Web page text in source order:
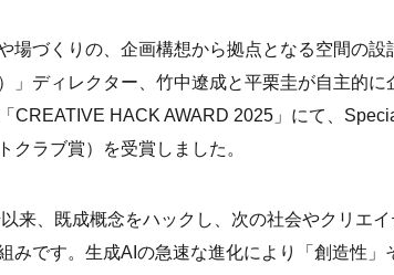
場づくりの、企画構想から拠点となる空間の
」ディレクター、竹中遼成と平栗圭が自主的
CREATIVE HACK AWARD 2025」にて、
クラブ賞）を受賞しました。
来、既成概念をハックし、次の社会やクリエ
みです。生成AIの急速な進化により「創造性